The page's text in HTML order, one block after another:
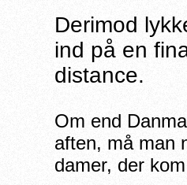
Derimod
ind på en
distance.
Om end
aften, må man
damer, der